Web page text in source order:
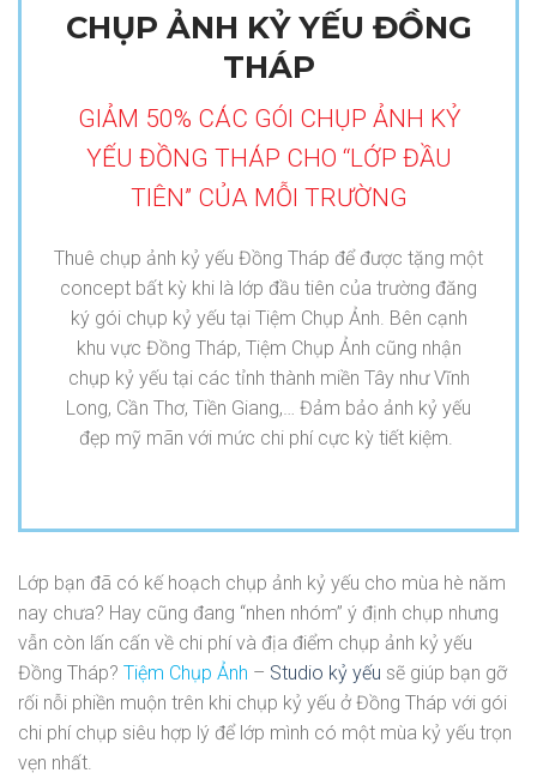
CHỤP ẢNH KỶ YẾU ĐỒNG
THÁP
GIẢM 50% CÁC GÓI CHỤP ẢNH KỶ
YẾU ĐỒNG THÁP CHO “LỚP ĐẦU
TIÊN” CỦA MỖI TRƯỜNG
Thuê chụp ảnh kỷ yếu Đồng Tháp để được tặng một
concept bất kỳ khi là lớp đầu tiên của trường đăng
ký gói chụp kỷ yếu tại Tiệm Chụp Ảnh. Bên cạnh
khu vực Đồng Tháp, Tiệm Chụp Ảnh cũng nhận
chụp kỷ yếu tại các tỉnh thành miền Tây như Vĩnh
Long, Cần Thơ, Tiền Giang,… Đảm bảo ảnh kỷ yếu
đẹp mỹ mãn với mức chi phí cực kỳ tiết kiệm.
Lớp bạn đã có kế hoạch chụp ảnh kỷ yếu cho mùa hè năm
nay chưa? Hay cũng đang “nhen nhóm” ý định chụp nhưng
vẫn còn lấn cấn về chi phí và địa điểm chụp ảnh kỷ yếu
Đồng Tháp? Tiệm Chụp Ảnh – Studio kỷ yếu sẽ giúp bạn gỡ
rối nỗi phiền muộn trên khi chụp kỷ yếu ở Đồng Tháp với gói
chi phí chụp siêu hợp lý để lớp mình có một mùa kỷ yếu trọn
vẹn nhất.